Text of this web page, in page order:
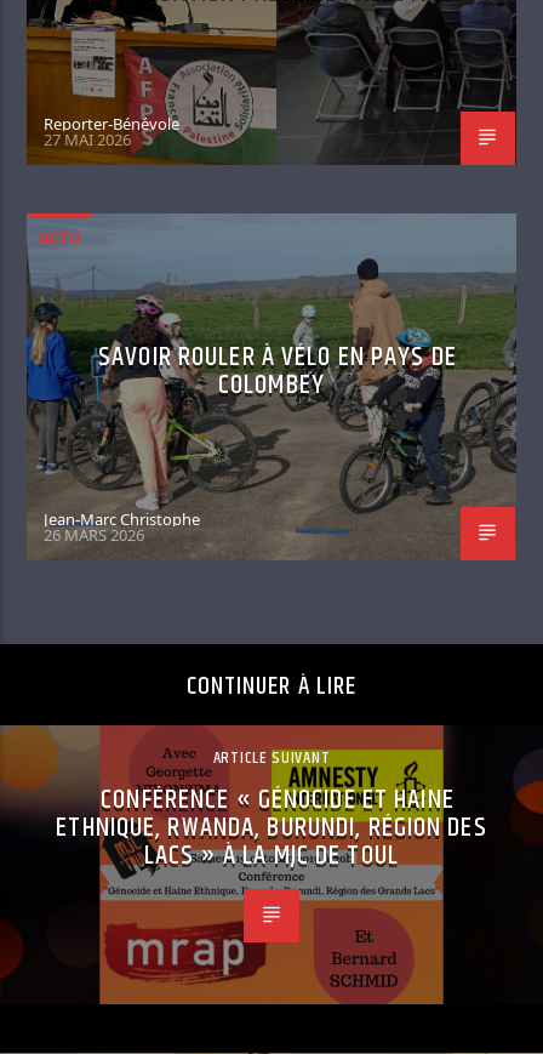
Reporter-Bénévole
27 MAI 2026
ACTU
SAVOIR ROULER À VÉLO EN PAYS DE
COLOMBEY
Jean-Marc Christophe
26 MARS 2026
CONTINUER À LIRE
ARTICLE SUIVANT
CONFÉRENCE « GÉNOCIDE ET HAINE
ETHNIQUE, RWANDA, BURUNDI, RÉGION DES
LACS » À LA MJC DE TOUL